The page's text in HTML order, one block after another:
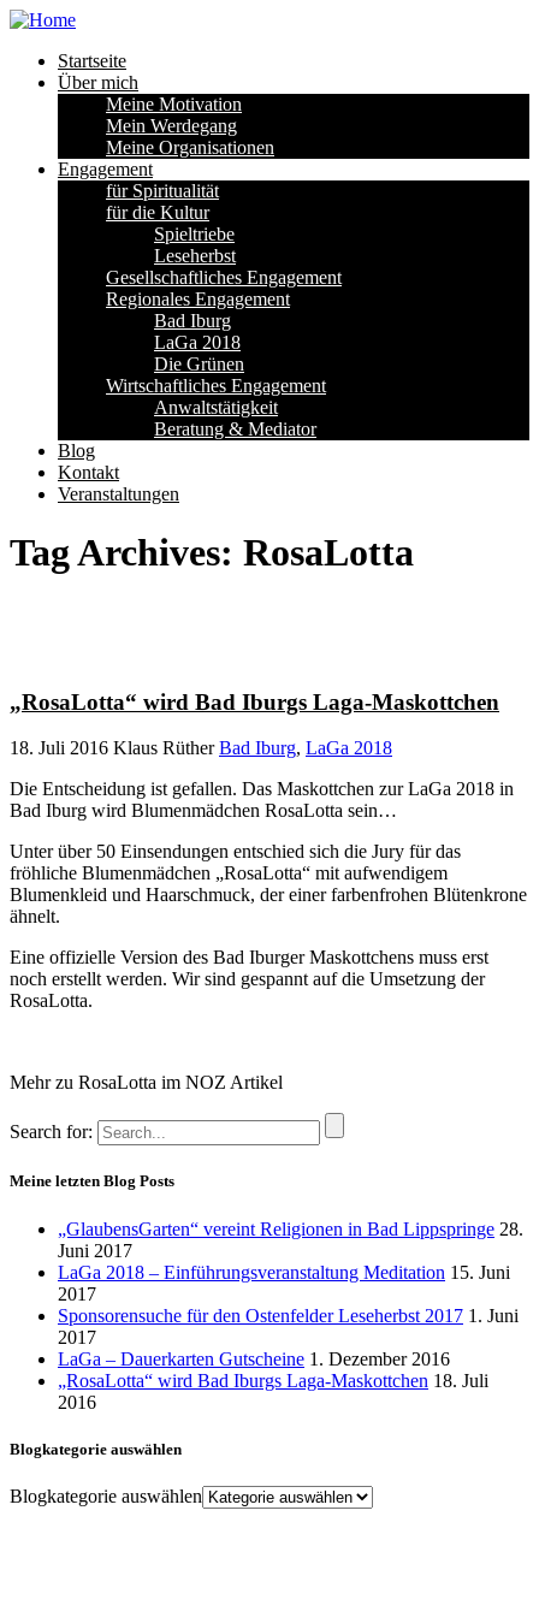
Startseite
Über mich
Meine Motivation
Mein Werdegang
Meine Organisationen
Engagement
für Spiritualität
für die Kultur
Spieltriebe
Leseherbst
Gesellschaftliches Engagement
Regionales Engagement
Bad Iburg
LaGa 2018
Die Grünen
Wirtschaftliches Engagement
Anwaltstätigkeit
Beratung & Mediator
Blog
Kontakt
Veranstaltungen
Tag Archives: RosaLotta
„RosaLotta“ wird Bad Iburgs Laga-Maskottchen
18. Juli 2016 Klaus Rüther Bad Iburg, LaGa 2018
Die Entscheidung ist gefallen. Das Maskottchen zur LaGa 2018 in
Bad Iburg wird Blumenmädchen RosaLotta sein…
Unter über 50 Einsendungen entschied sich die Jury für das
fröhliche Blumenmädchen „RosaLotta“ mit aufwendigem
Blumenkleid und Haarschmuck, der einer farbenfrohen Blütenkrone
ähnelt.
Eine offizielle Version des Bad Iburger Maskottchens muss erst
noch erstellt werden. Wir sind gespannt auf die Umsetzung der
RosaLotta.
Mehr zu RosaLotta im NOZ Artikel
Search for:
Meine letzten Blog Posts
„GlaubensGarten“ vereint Religionen in Bad Lippspringe 28.
Juni 2017
LaGa 2018 – Einführungsveranstaltung Meditation 15. Juni
2017
Sponsorensuche für den Ostenfelder Leseherbst 2017 1. Juni
2017
LaGa – Dauerkarten Gutscheine 1. Dezember 2016
„RosaLotta“ wird Bad Iburgs Laga-Maskottchen 18. Juli
2016
Blogkategorie auswählen
Blogkategorie auswählen